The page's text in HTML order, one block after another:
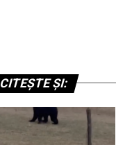
CITEȘTE ȘI: